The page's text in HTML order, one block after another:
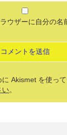
ウザーに自分の名
Akismet を使って
い。